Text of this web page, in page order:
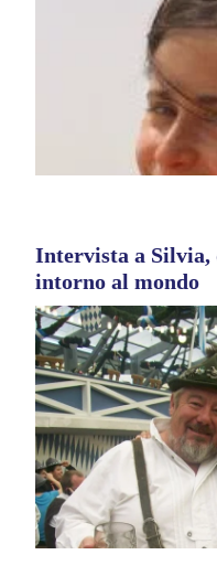
Intervista a Silvia,
intorno al mondo